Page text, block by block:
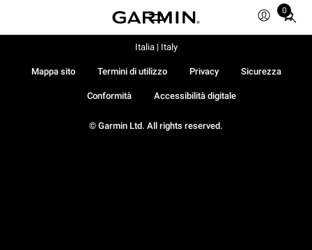
0
Total
© Garmin Ltd. All rights reserved.
Mappa sito Termini di utilizzo Privacy Sicurezza
Conformità Accessibilità digitale
Italia | Italy